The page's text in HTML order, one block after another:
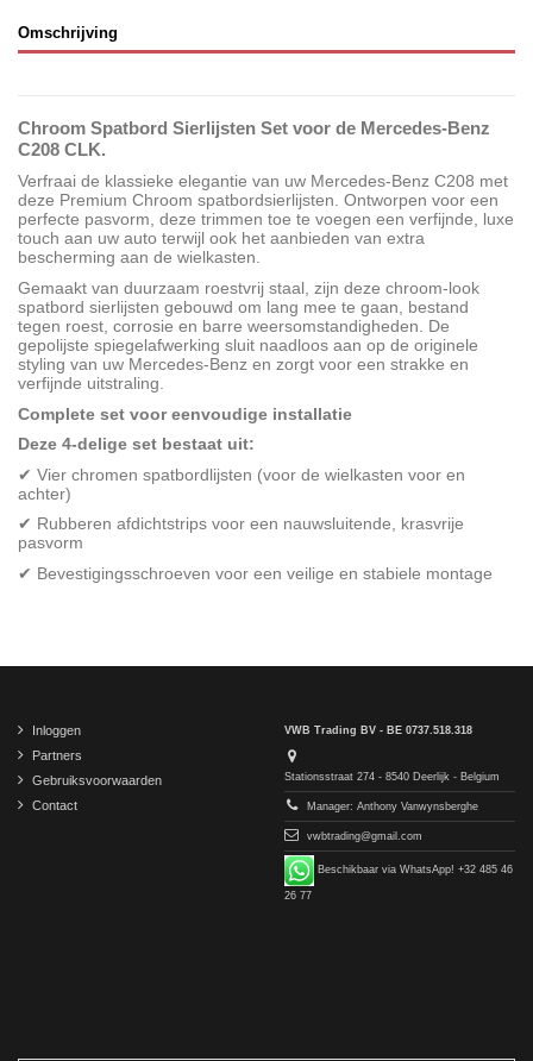
Omschrijving
Chroom Spatbord Sierlijsten Set voor de Mercedes-Benz
C208 CLK.
Verfraai de klassieke elegantie van uw Mercedes-Benz C208 met
deze Premium Chroom spatbordsierlijsten. Ontworpen voor een
perfecte pasvorm, deze trimmen toe te voegen een verfijnde, luxe
touch aan uw auto terwijl ook het aanbieden van extra
bescherming aan de wielkasten.
Gemaakt van duurzaam roestvrij staal, zijn deze chroom-look
spatbord sierlijsten gebouwd om lang mee te gaan, bestand
tegen roest, corrosie en barre weersomstandigheden. De
gepolijste spiegelafwerking sluit naadloos aan op de originele
styling van uw Mercedes-Benz en zorgt voor een strakke en
verfijnde uitstraling.
Complete set voor eenvoudige installatie
Deze 4-delige set bestaat uit:
✔ Vier chromen spatbordlijsten (voor de wielkasten voor en
achter)
✔ Rubberen afdichtstrips voor een nauwsluitende, krasvrije
pasvorm
✔ Bevestigingsschroeven voor een veilige en stabiele montage
Inloggen
Partners
Gebruiksvoorwaarden
Contact
VWB Trading BV - BE 0737.518.318
Stationsstraat 274 - 8540 Deerlijk - Belgium
Manager: Anthony Vanwynsberghe
vwbtrading@gmail.com
Beschikbaar via WhatsApp! +32 485 46
26 77